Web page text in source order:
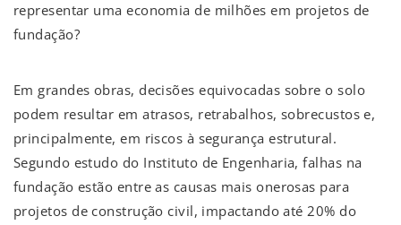
representar uma economia de milhões em projetos de
fundação?
Em grandes obras, decisões equivocadas sobre o solo
podem resultar em atrasos, retrabalhos, sobrecustos e,
principalmente, em riscos à segurança estrutural.
Segundo estudo do Instituto de Engenharia, falhas na
fundação estão entre as causas mais onerosas para
projetos de construção civil, impactando até 20% do